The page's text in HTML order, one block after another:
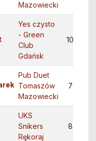
Mazowiecki
Yes czysto
- Green
Club
Gdańsk
10
Pub Duet
Tomaszów
Mazowiecki
7
UKS
Snikers
Rękoraj
8